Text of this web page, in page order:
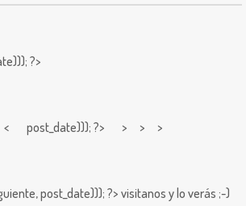
?>
< post_date))); ?> > > >
post_date))); ?> visitanos y lo verás ;-)